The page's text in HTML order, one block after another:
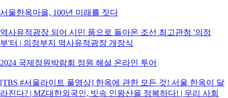
서울한옥마을, 100년 미래를 짓다
역사유적광장 되어 시민 품으로 돌아온 조선 최고관청 '의정
부'터 | 의정부지 역사유적광장 개장식
2024 국제정원박람회 정원 해설 온라인 투어
[TBS #서울라이트 풀영상] 한옥에 관한 모든 것! 서울 한옥이 달
라진다? | MZ대한외국인, 빗속 인왕산을 정복하다! | 우리 사회